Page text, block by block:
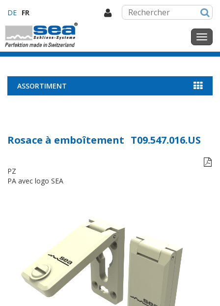
DE FR
ASSORTIMENT
Rosace à emboîtement T09.547.016.US

PZ
PA avec logo SEA